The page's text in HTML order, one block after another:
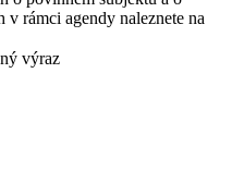
rámci agendy naleznete na
výraz